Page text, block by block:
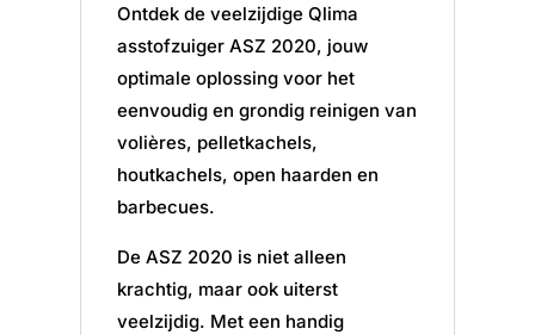
Ontdek de veelzijdige Qlima
asstofzuiger ASZ 2020, jouw
optimale oplossing voor het
eenvoudig en grondig reinigen van
volières, pelletkachels,
houtkachels, open haarden en
barbecues.
De ASZ 2020 is niet alleen
krachtig, maar ook uiterst
veelzijdig. Met een handig